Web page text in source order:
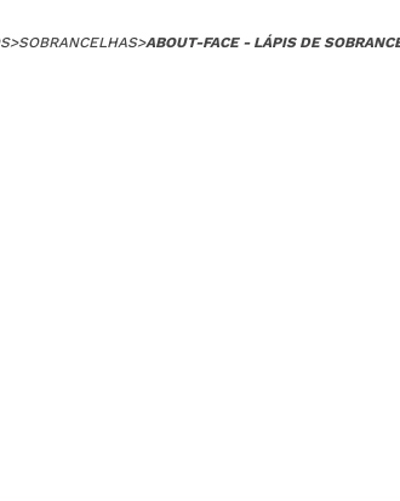
>SOBRANCELHAS>ABOUT-FACE - LÁPIS DE